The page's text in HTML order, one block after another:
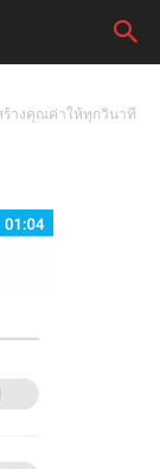
สร้างคุณค่าให้ทุกวินาที